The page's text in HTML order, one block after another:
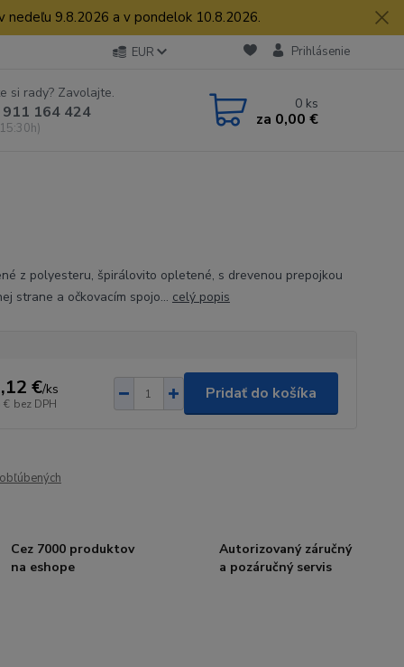
nedeľu 9.8.2026 a v pondelok 10.8.2026.
EUR Prihlásenie
si rady? Zavolajte.
164 424 0 ks
za 0,00 €
z polyesteru, špirálovito opletené, s drevenou prepojkou
strane a očkovacím spojo... celý popis
€/ks
€ bez DPH
Pridať do košíka
Cez 7000 produktov
na eshope
Autorizovaný záručný
a pozáručný servis